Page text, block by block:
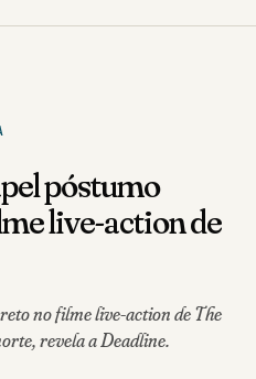
póstumo
live-action de
no filme live-action de The
revela a Deadline.